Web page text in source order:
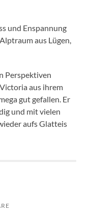
und Enspannung
aus Lügen,
Perspektiven
aus ihrem
gut gefallen. Er
und mit vielen
aufs Glatteis